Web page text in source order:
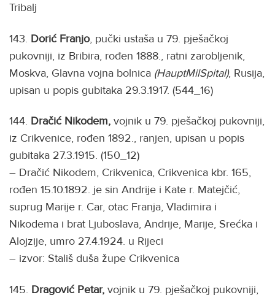
Tribalj
143. Dorić Franjo, pučki ustaša u 79. pješačkoj
pukovniji, iz Bribira, rođen 1888., ratni zarobljenik,
Moskva, Glavna vojna bolnica (HauptMilSpital), Rusija,
upisan u popis gubitaka 29.3.1917. (544_16)
144. Dračić Nikodem, vojnik u 79. pješačkoj pukovniji,
iz Crikvenice, rođen 1892., ranjen, upisan u popis
gubitaka 27.3.1915. (150_12)
– Dračić Nikodem, Crikvenica, Crikvenica kbr. 165,
rođen 15.10.1892. je sin Andrije i Kate r. Matejčić,
suprug Marije r. Car, otac Franja, Vladimira i
Nikodema i brat Ljuboslava, Andrije, Marije, Srećka i
Alojzije, umro 27.4.1924. u Rijeci
– izvor: Stališ duša župe Crikvenica
145. Dragović Petar, vojnik u 79. pješačkoj pukovniji,